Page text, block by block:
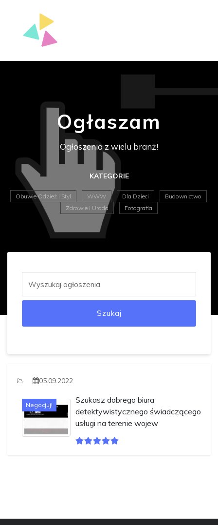
Ogłaszam
Ogłoszenia z wielu branż!
KATEGORIE
Obuwie Odzież i Styl WWW Dla Dzieci
Budownictwo
Zdrowie i Uroda
Fotografia
Szukaj
05.09.2022
Negocjuj!
Szukasz dobrego biura
detektywistycznego świadczącego
usługi na terenie wojew